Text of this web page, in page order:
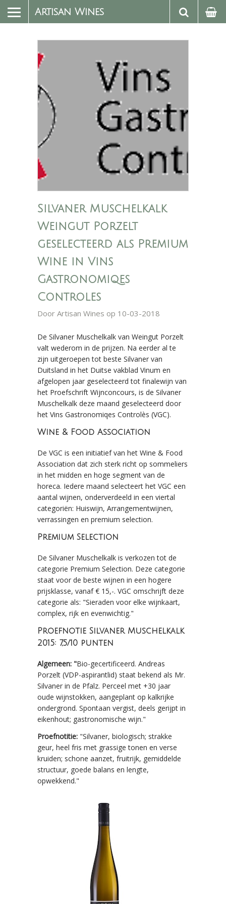
Artisan Wines
Silvaner Muschelkalk
Weingut Porzelt
geselecteerd als Premium
Wine in Vins
Gastronomiqes
Controles
Door Artisan Wines op 10-03-2018
De Silvaner Muschelkalk van Weingut Porzelt
valt wederom in de prijzen. Na eerder al te
zijn uitgeroepen tot beste Silvaner van
Duitsland in het Duitse vakblad Vinum en
afgelopen jaar geselecteerd tot finalewijn van
het Proefschrift Wijnconcours, is de Silvaner
Muschelkalk deze maand geselecteerd door
het Vins Gastronomiqes Controlès (VGC).
Wine & Food Association
De VGC is een initiatief van het Wine & Food
Association dat zich sterk richt op sommeliers
in het midden en hoge segment van de
horeca. Iedere maand selecteert het VGC een
aantal wijnen, onderverdeeld in een viertal
categoriën: Huiswijn, Arrangementwijnen,
verrassingen en premium selection.
Premium Selection
De Silvaner Muschelkalk is verkozen tot de
categorie Premium Selection. Deze categorie
staat voor de beste wijnen in een hogere
prijsklasse, vanaf € 15,-. VGC omschrijft deze
categorie als: "Sieraden voor elke wijnkaart,
complex, rijk en evenwichtig."
Proefnotie Silvaner Muschelkalk
2015: 7,5/10 punten
Algemeen: "Bio-gecertificeerd. Andreas
Porzelt (VDP-aspirantlid) staat bekend als Mr.
Silvaner in de Pfalz. Perceel met +30 jaar
oude wijnstokken, aangeplant op kalkrijke
ondergrond. Spontaan vergist, deels gerijpt in
eikenhout; gastronomische wijn."
Proefnotitie: "Silvaner, biologisch; strakke
geur, heel fris met grassige tonen en verse
kruiden; schone aanzet, fruitrijk, gemiddelde
structuur, goede balans en lengte,
opwekkend."